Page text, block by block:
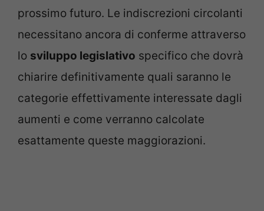
prossimo futuro. Le indiscrezioni circolanti
necessitano ancora di conferme attraverso
lo sviluppo legislativo specifico che dovrà
chiarire definitivamente quali saranno le
categorie effettivamente interessate dagli
aumenti e come verranno calcolate
esattamente queste maggiorazioni.